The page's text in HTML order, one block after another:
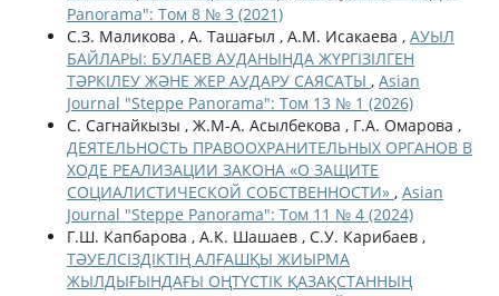
Panorama": Том 8 № 3 (2021)
С.З. Маликова , А. Ташағыл , А.М. Исакаева , АУЫЛ
БАЙЛАРЫ: БУЛАЕВ АУДАНЫНДА ЖҮРГІЗІЛГЕН
ТӘРКІЛЕУ ЖӘНЕ ЖЕР АУДАРУ САЯСАТЫ , Asian
Journal "Steppe Panorama": Том 13 № 1 (2026)
С. Сагнайкызы , Ж.М-А. Асылбекова , Г.А. Омарова ,
ДЕЯТЕЛЬНОСТЬ ПРАВООХРАНИТЕЛЬНЫХ ОРГАНОВ В
ХОДЕ РЕАЛИЗАЦИИ ЗАКОНА «О ЗАЩИТЕ
СОЦИАЛИСТИЧЕСКОЙ СОБСТВЕННОСТИ» , Asian
Journal "Steppe Panorama": Том 11 № 4 (2024)
Г.Ш. Капбарова , А.К. Шашаев , С.У. Карибаев ,
ТӘУЕЛСІЗДІКТІҢ АЛҒАШҚЫ ЖИЫРМА
ЖЫЛДЫҒЫНДАҒЫ ОҢТҮСТІК ҚАЗАҚСТАННЫҢ